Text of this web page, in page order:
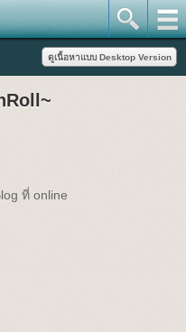
ที่ online